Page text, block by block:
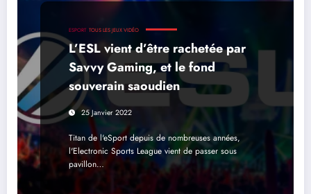
ESPORT TOUS LES JEUX VIDÉO
L’ESL vient d’être rachetée par
Savvy Gaming, et le fond
souverain saoudien
25 Janvier 2022
Titan de l'eSport depuis de nombreuses années,
l'Electronic Sports League vient de passer sous
pavillon…